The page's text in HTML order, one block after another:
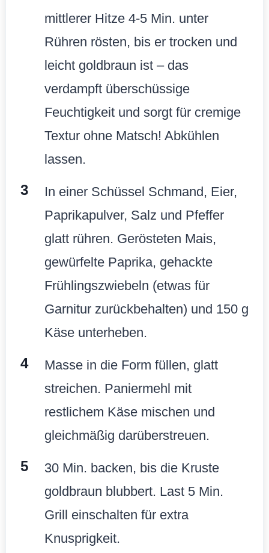
mittlerer Hitze 4-5 Min. unter
Rühren rösten, bis er trocken und
leicht goldbraun ist – das
verdampft überschüssige
Feuchtigkeit und sorgt für cremige
Textur ohne Matsch! Abkühlen
lassen.
In einer Schüssel Schmand, Eier,
Paprikapulver, Salz und Pfeffer
glatt rühren. Gerösteten Mais,
gewürfelte Paprika, gehackte
Frühlingszwiebeln (etwas für
Garnitur zurückbehalten) und 150 g
Käse unterheben.
Masse in die Form füllen, glatt
streichen. Paniermehl mit
restlichem Käse mischen und
gleichmäßig darüberstreuen.
30 Min. backen, bis die Kruste
goldbraun blubbert. Last 5 Min.
Grill einschalten für extra
Knusprigkeit.